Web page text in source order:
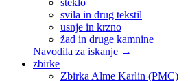
svila in drug tekstil
usnje in krzno
žad in druge kamnine
Navodila za iskanje →
zbirke
Zbirka Alme Karlin (PMC)